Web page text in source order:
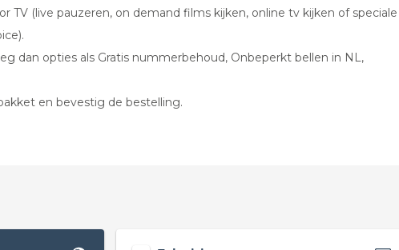
TV (live pauzeren, on demand films kijken, online tv kijken of speciale
dan opties als Gratis nummerbehoud, Onbeperkt bellen in NL,
en bevestig de bestelling.